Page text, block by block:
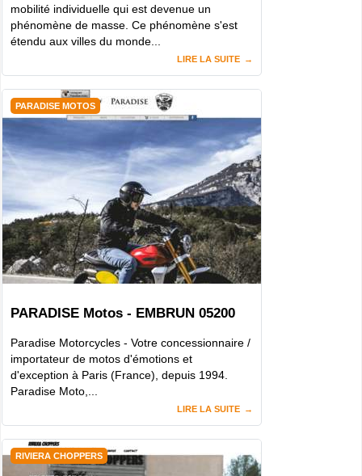
mobilité individuelle qui est devenue un
phénomène de masse. Ce phénomène s'est
étendu aux villes du monde...
LIRE LA SUITE
PARADISE MOTOS
PARADISE Motos - EMBRUN 05200
Paradise Motorcycles - Votre concessionnaire /
importateur de motos d'émotions et
d'exception à Paris (France), depuis 1994.
Paradise Moto,...
LIRE LA SUITE
RIVIERA CHOPPERS